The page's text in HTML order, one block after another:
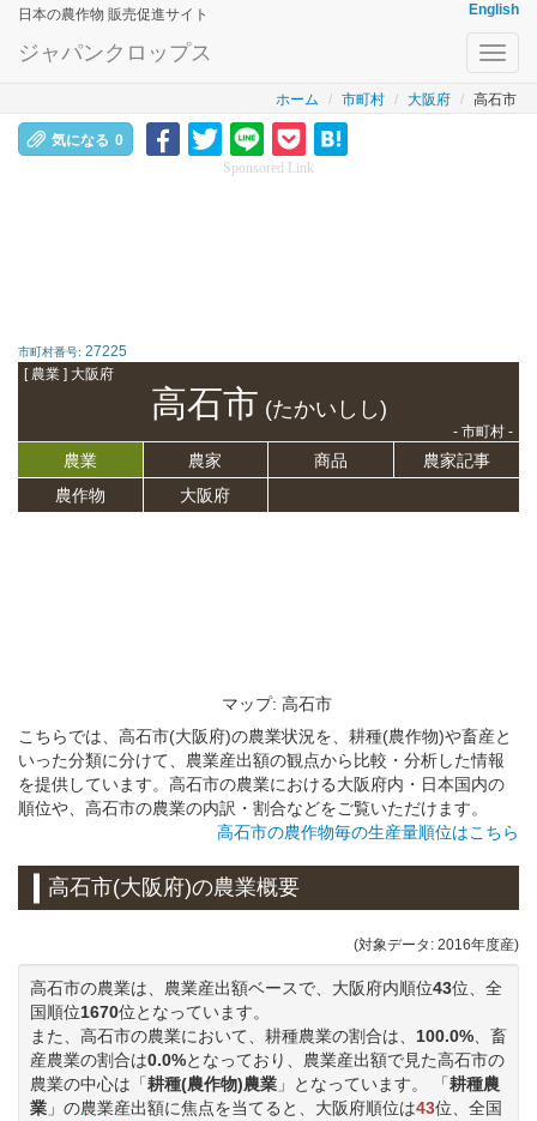
日本の農作物 販売促進サイト English
ジャパンクロップス
ホーム 市町村 大阪府 高石市
気になる 0
Sponsored Link
市町村番号: 27225
[ 農業 ] 大阪府
高石市 (たかいしし)
- 市町村 -
農業 農家 商品
農家記事
農作物
大阪府
マップ: 高石市
こちらでは、高石市(大阪府)の農業状況を、耕種(農作物)や畜産と
いった分類に分けて、農業産出額の観点から比較・分析した情報
を提供しています。高石市の農業における大阪府内・日本国内の
順位や、高石市の農業の内訳・割合などをご覧いただけます。
高石市の農作物毎の生産量順位はこちら
高石市(大阪府)の農業概要
(対象データ: 2016年度産)
高石市の農業は、農業産出額ベースで、大阪府内順位43位、全
国順位1670位となっています。
また、高石市の農業において、耕種農業の割合は、 100.0% 、畜
産農業の割合は0.0%となっており、農業産出額で見た高石市の
農業の中心は「耕種(農作物)農業 」となっています。 「耕種農
業 」の農業産出額に焦点を当てると、大阪府順位は43位、全国